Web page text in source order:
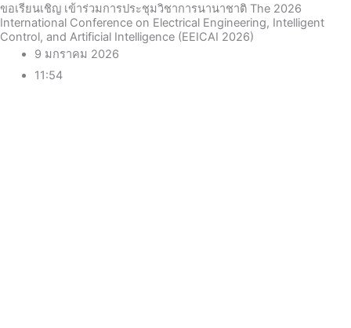
ขอเรียนเชิญ เข้าร่วมการประชุมวิชาการนานาชาติ The 2026
International Conference on Electrical Engineering, Intelligent
Control, and Artificial Intelligence (EEICAI 2026)
9 มกราคม 2026
11:54